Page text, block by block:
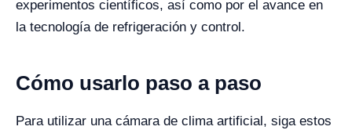
experimentos científicos, así como por el avance en
la tecnología de refrigeración y control.
Cómo usarlo paso a paso
Para utilizar una cámara de clima artificial, siga estos